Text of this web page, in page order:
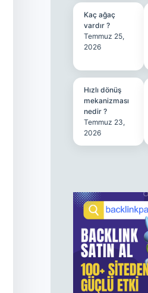
Kaç ağaç
vardır ?
Temmuz 25,
2026
Hızlı dönüş
mekanizması
nedir ?
Temmuz 23,
2026